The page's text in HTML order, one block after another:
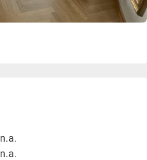
n.a.
n.a.